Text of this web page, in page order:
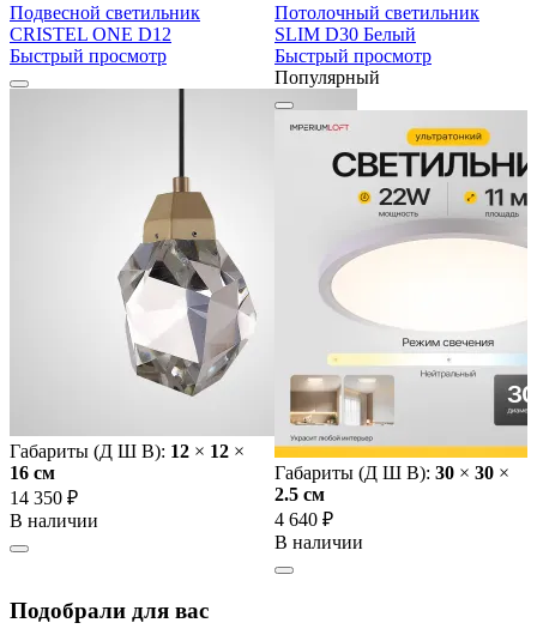
Подвесной светильник
CRISTEL ONE D12
Быстрый просмотр
Габариты (Д Ш В): 12 × 12 ×
16 cм
14 350 ₽
В наличии
Потолочный светильник
SLIM D30 Белый
Быстрый просмотр
Популярный
Габариты (Д Ш В): 30 × 30 ×
2.5 cм
4 640 ₽
В наличии
Подобрали для вас